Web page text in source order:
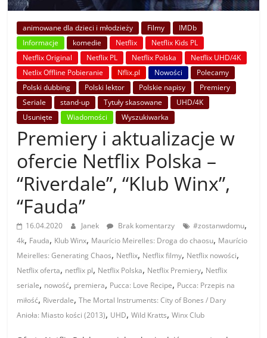
animowane dla dzieci i młodzieży Filmy
IMDb
Informacje
komedie Netflix
Netflix Kids PL
Netflix Original
Netflix PL Netflix Polska
Netflix UHD/4K
Netlix Offline Pobieranie
Nflix.pl Nowości
Polecamy
Polski dubbing
Polski lektor Polskie napisy
Premiery
Seriale
stand-up Tytuły skasowane
UHD/4K
Usunięte
Wiadomości Wyszukiwarka
Premiery i aktualizacje w
ofercie Netflix Polska –
“Riverdale”, “Klub Winx”,
“Fauda”
16.04.2020 Janek Brak komentarzy #zostanwdomu,
4k, Fauda, Klub Winx, Maurício Meirelles: Droga do chaosu, Maurício
Meirelles: Generating Chaos, Netflix, Netflix filmy, Netflix nowości,
Netflix oferta, netflix pl, Netflix Polska, Netflix Premiery, Netflix
seriale, nowość, premiera, Pucca: Love Recipe, Pucca: Przepis na
miłość, Riverdale,The Mortal Instruments: City of Bones / Dary
Anioła: Miasto kości (2013), UHD,Wild Kratts,Winx Club